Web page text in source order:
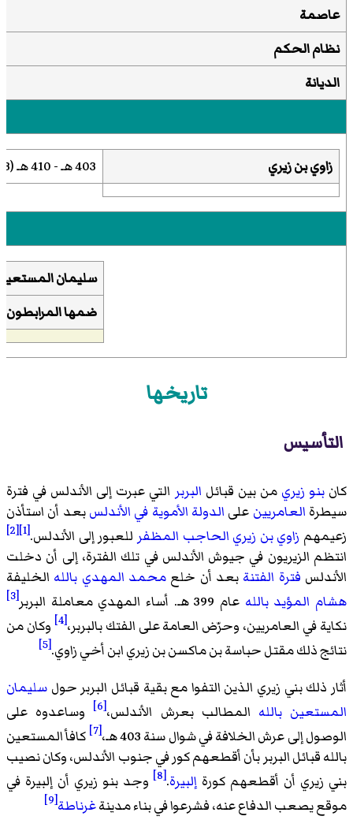
عاصمة
نظام الحكم
الديانة
زاوي بن زيري 403 هـ - 410 هـ (1013م - 1020م)
سليمان المستعين
ضمهاالمرابطون
تاريخها
التأسيس
كانبنو زيري من بين قبائل البربر التي عبرت إلى الأندلس في فترة
سيطرة العامريين على الدولة الأموية في الأندلسبعد أن استأذن
زعيمهم زاوي بن زيري الحاجب المظفر للعبور إلى الأندلس.[1]
[2]
انتظم الزيريون في جيوش الأندلس في تلك الفترة، إلى أن دخلت
الأندلس فترة الفتنة بعد أن خلع محمد المهدي بالله الخليفة
هشام المؤيد بالله عام 399 هـ. أساء المهدي معاملة البربر [3]
نكاية في العامريين، وحرّض العامة على الفتك بالبربر،[4]
وكان من
نتائج ذلك مقتل حباسة بن ماكسن بن زيري ابن أخي زاوي.[5]
أثار ذلك بني زيري الذين التفوا مع بقية قبائل البربر حول سليمان
المستعين بالله المطالب بعرش الأندلس،[6]
وساعدوه على
الوصول إلى عرش الخلافة في شوال سنة 403 هـ،
[7]
كافأ المستعين
بالله قبائل البربر بأن أقطعهم كور في جنوب الأندلس، وكان نصيب
بني زيري أن أقطعهم كورة إلبيرة.
[8]
وجد بنو زيري أن إلبيرة في
موقع يصعب الدفاع عنه، فشرعوا في بناء مدينةغرناطة[9]